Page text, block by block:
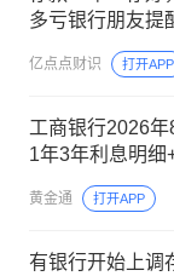
多亏银行朋友提
亿点点财识 打开APP
工商银行2026
1年3年利息明细
黄金通 打开APP
有银行开始上调